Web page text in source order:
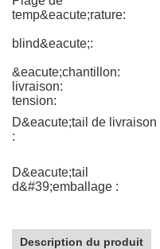
temp&eacute;rature:
blind&eacute;:
&eacute;chantillon:
livraison:
tension:
D&eacute;tail de livraison
:
D&eacute;tail
d&#39;emballage :
Description du produit